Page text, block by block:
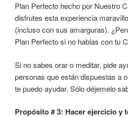
Plan Perfecto hecho por Nuestro
disfrutes esta experiencia
(incluso con sus amarguras).
Plan Perfecto si no hablas con tu
Si no sabes orar o meditar, pide
personas que están dispuestas a
te puedo ayudar. Sólo déjemelo
Propósito # 3: Hacer ejercicio y